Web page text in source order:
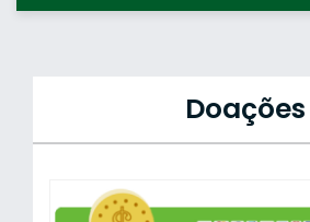
Doações